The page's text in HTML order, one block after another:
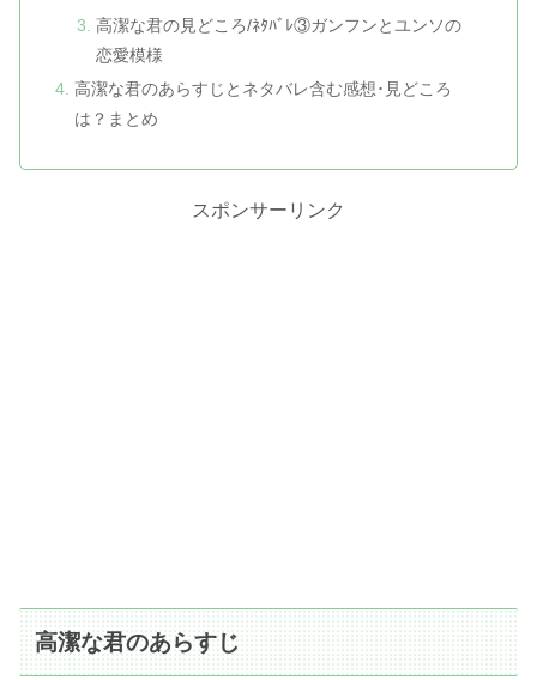
高潔な君の見どころ/ﾈﾀﾊﾞﾚ③ガンフンとユンソの
恋愛模様
高潔な君のあらすじとネタバレ含む感想･見どころ
は？まとめ
スポンサーリンク
高潔な君のあらすじ